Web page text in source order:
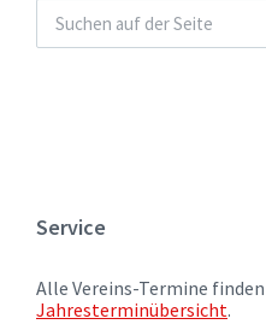
Service
Alle Vereins-Termine finden
Jahresterminübersicht.